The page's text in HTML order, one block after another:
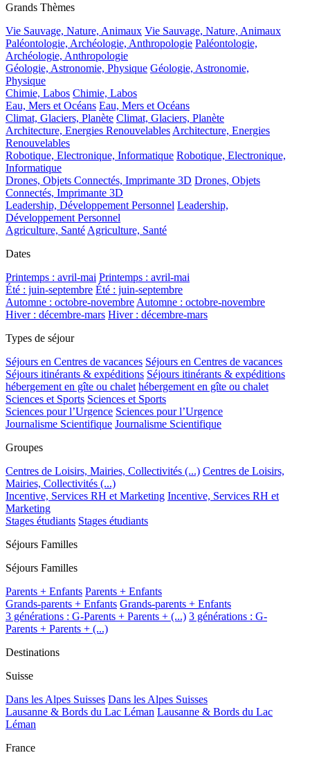
Grands Thèmes
Vie Sauvage, Nature, Animaux Vie Sauvage, Nature, Animaux
Paléontologie, Archéologie, Anthropologie Paléontologie,
Archéologie, Anthropologie
Géologie, Astronomie, Physique Géologie, Astronomie,
Physique
Chimie, Labos Chimie, Labos
Eau, Mers et Océans Eau, Mers et Océans
Climat, Glaciers, Planète Climat, Glaciers, Planète
Architecture, Energies Renouvelables Architecture, Energies
Renouvelables
Robotique, Electronique, Informatique Robotique, Electronique,
Informatique
Drones, Objets Connectés, Imprimante 3D Drones, Objets
Connectés, Imprimante 3D
Leadership, Développement Personnel Leadership,
Développement Personnel
Agriculture, Santé Agriculture, Santé
Dates
Printemps : avril-mai Printemps : avril-mai
Été : juin-septembre Été : juin-septembre
Automne : octobre-novembre Automne : octobre-novembre
Hiver : décembre-mars Hiver : décembre-mars
Types de séjour
Séjours en Centres de vacances Séjours en Centres de vacances
Séjours itinérants & expéditions Séjours itinérants & expéditions
hébergement en gîte ou chalet hébergement en gîte ou chalet
Sciences et Sports Sciences et Sports
Sciences pour l’Urgence Sciences pour l’Urgence
Journalisme Scientifique Journalisme Scientifique
Groupes
Centres de Loisirs, Mairies, Collectivités (...) Centres de Loisirs,
Mairies, Collectivités (...)
Incentive, Services RH et Marketing Incentive, Services RH et
Marketing
Stages étudiants Stages étudiants
Séjours Familles
Séjours Familles
Parents + Enfants Parents + Enfants
Grands-parents + Enfants Grands-parents + Enfants
3 générations : G-Parents + Parents + (...) 3 générations : G-
Parents + Parents + (...)
Destinations
Suisse
Dans les Alpes Suisses Dans les Alpes Suisses
Lausanne & Bords du Lac Léman Lausanne & Bords du Lac
Léman
France